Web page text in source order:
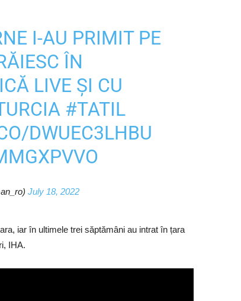
I-AU PRIMIT PE
ÎN
LIVE ȘI CU
#TATIL
DWUEC3LHBU
July 18, 2022
iar în ultimele trei săptămâni au intrat în țara
IHA.